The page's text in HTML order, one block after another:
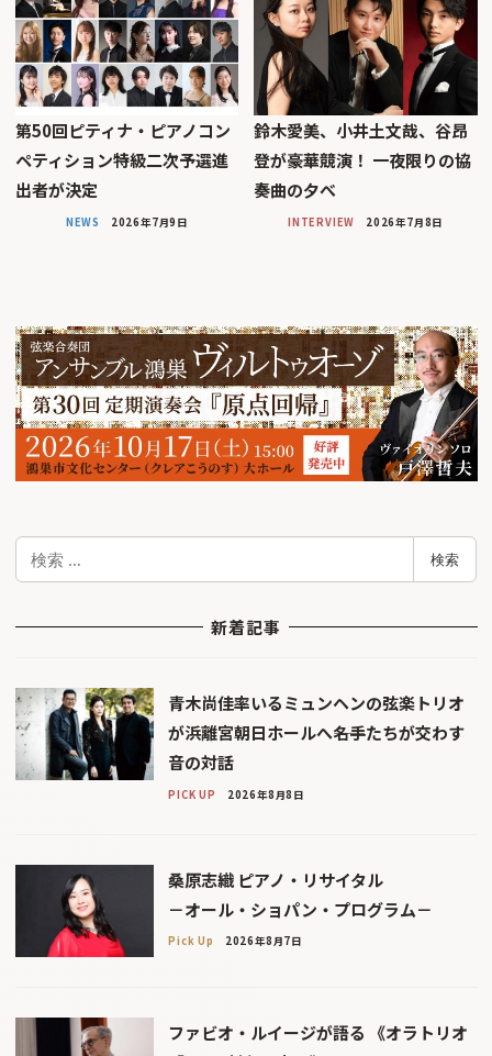
第50回ピティナ・ピアノコン
ペティション特級二次予選進
出者が決定
NEWS 2026年7月9日
鈴木愛美、小井土文哉、谷昂
登が豪華競演！ 一夜限りの協
奏曲の夕べ
INTERVIEW 2026年7月8日
検
検索
新着記事
青木尚佳率いるミュンヘンの弦楽トリオ
が浜離宮朝日ホールへ――名手たちが交わす
音の対話
PICK UP 2026年8月8日
桑原志織 ピアノ・リサイタル
－オール・ショパン・プログラム－
Pick Up 2026年8月7日
ファビオ・ルイージが語る 《オラトリオ